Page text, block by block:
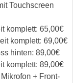
Touchscreen
komplett: 65,00€
komplett: 69,00€
hinten: 89,00€
komplett: 89,00€
+ Front-